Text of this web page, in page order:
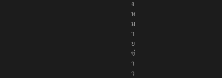
ง
ห
ม
า
ย
ข่
า
ว